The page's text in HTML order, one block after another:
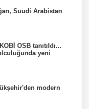
Suudi Arabistan
OSB tanıtıldı...
yeni
modern